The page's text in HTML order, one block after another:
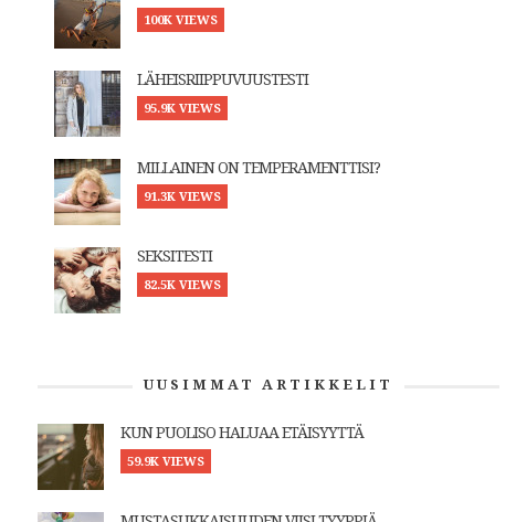
100K VIEWS
LÄHEISRIIPPUVUUSTESTI
95.9K VIEWS
MILLAINEN ON TEMPERAMENTTISI?
91.3K VIEWS
SEKSITESTI
82.5K VIEWS
UUSIMMAT ARTIKKELIT
KUN PUOLISO HALUAA ETÄISYYTTÄ
59.9K VIEWS